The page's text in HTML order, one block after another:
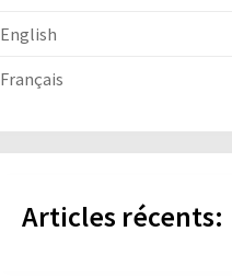
English
Français
Articles récents: